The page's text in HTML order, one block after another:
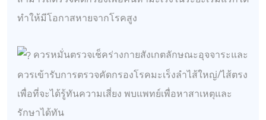
ทำให้มีโอกาสหายจากโรคสูง
ควรหมั่นตรวจเช็คร่างกายสังเกตลักษณะอุจจาระและ
ควรเข้ารับการตรวจคัดกรองโรคมะเร็งลำไส้ใหญ่/ไส้ตรง
เพื่อที่จะได้รู้ทันความเสี่ยง พบแพทย์เพื่อหาสาเหตุและ
รักษาได้ทัน